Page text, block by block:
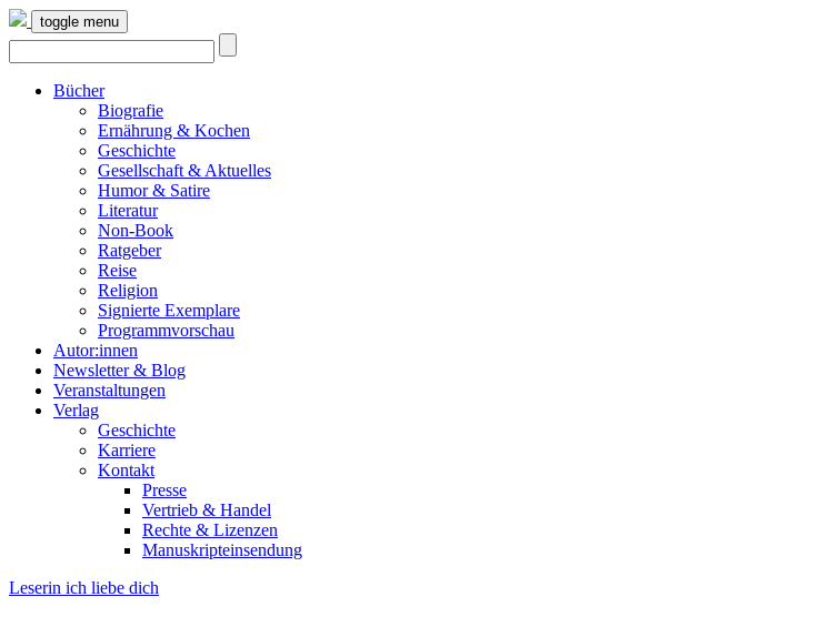
toggle menu
Bücher
Biografie
Ernährung & Kochen
Geschichte
Gesellschaft & Aktuelles
Humor & Satire
Literatur
Non-Book
Ratgeber
Reise
Religion
Signierte Exemplare
Programmvorschau
Autor:innen
Newsletter & Blog
Veranstaltungen
Verlag
Geschichte
Karriere
Kontakt
Presse
Vertrieb & Handel
Rechte & Lizenzen
Manuskripteinsendung
Leserin ich liebe dich